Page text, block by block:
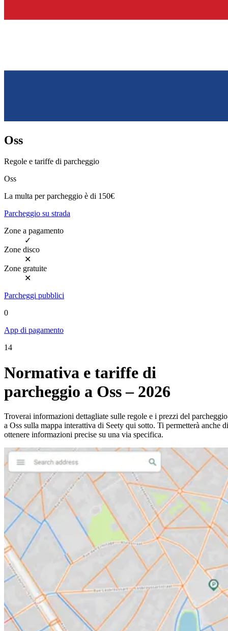
Oss
Regole e tariffe di parcheggio
Oss
La multa per parcheggio è di 150€
Parcheggio su strada
Zone a pagamento
✓
Zone disco
✕
Zone gratuite
✕
Parcheggi pubblici
0
App di pagamento
14
Normativa e tariffe di
parcheggio a Oss – 2026
Troverai informazioni dettagliate sulle regole e i prezzi del parcheggio
a Oss sulla mappa interattiva di Seety qui sotto. Ti permetterà anche di
ottenere informazioni precise su una via specifica.